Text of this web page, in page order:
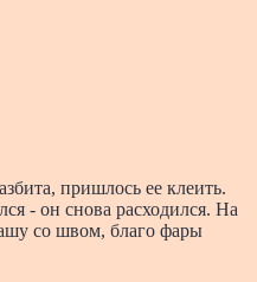
пришлось ее клеить.
- он снова расходился. На
со швом, благо фары